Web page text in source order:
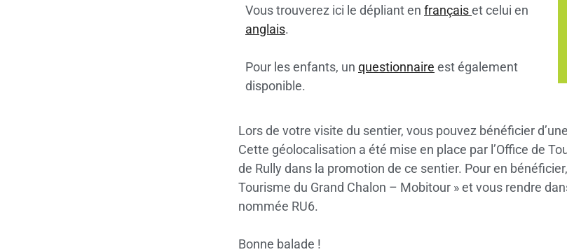
Vous trouverez ici le dépliant en françaiset celui en
anglais.
Pour les enfants, un questionnaire est également
disponible.
Lors de votre visite du sentier, vous pouvez bénéficier
Cette géolocalisation a été mise en place par l’Office de
de Rully dans la promotion de ce sentier. Pour en
Tourisme du Grand Chalon – Mobitour » et vous rendre
nommée RU6.
Bonne balade !